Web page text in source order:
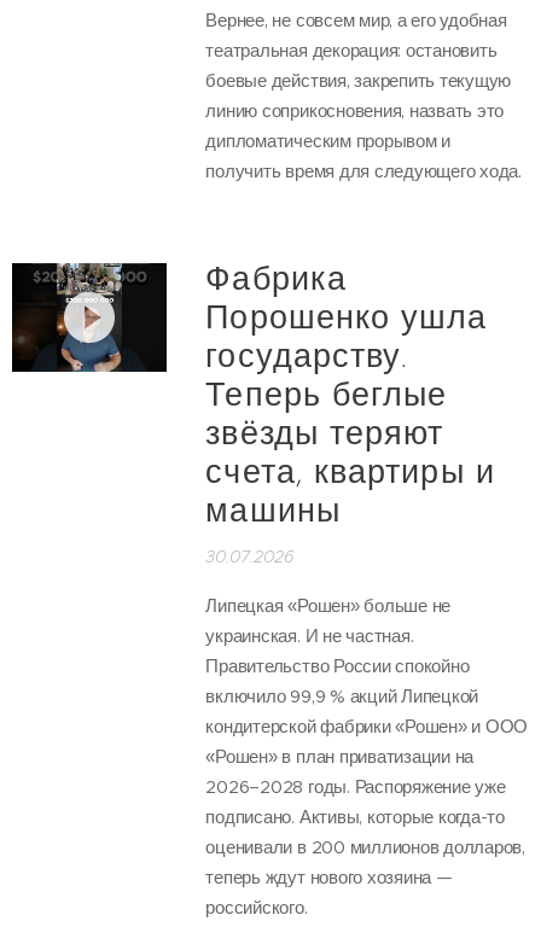
Вернее, не совсем мир, а его удобная
театральная декорация: остановить
боевые действия, закрепить текущую
линию соприкосновения, назвать это
дипломатическим прорывом и
получить время для следующего хода.
Фабрика
Порошенко ушла
государству.
Теперь беглые
звёзды теряют
счета, квартиры и
машины
30.07.2026
Липецкая «Рошен» больше не
украинская. И не частная.
Правительство России спокойно
включило 99,9 % акций Липецкой
кондитерской фабрики «Рошен» и ООО
«Рошен» в план приватизации на
2026–2028 годы. Распоряжение уже
подписано. Активы, которые когда-то
оценивали в 200 миллионов долларов,
теперь ждут нового хозяина —
российского.